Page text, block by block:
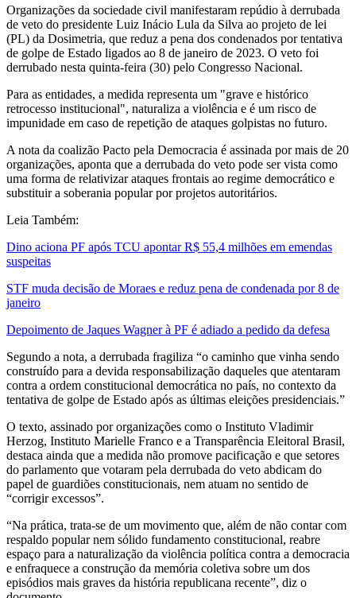
Organizações da sociedade civil manifestaram repúdio à derrubada
de veto do presidente Luiz Inácio Lula da Silva ao projeto de lei
(PL) da Dosimetria, que reduz a pena dos condenados por tentativa
de golpe de Estado ligados ao 8 de janeiro de 2023. O veto foi
derrubado nesta quinta-feira (30) pelo Congresso Nacional.
Para as entidades, a medida representa um "grave e histórico
retrocesso institucional", naturaliza a violência e é um risco de
impunidade em caso de repetição de ataques golpistas no futuro.
A nota da coalizão Pacto pela Democracia é assinada por mais de 20
organizações, aponta que a derrubada do veto pode ser vista como
uma forma de relativizar ataques frontais ao regime democrático e
substituir a soberania popular por projetos autoritários.
Leia Também:
Dino aciona PF após TCU apontar R$ 55,4 milhões em emendas
suspeitas
STF muda decisão de Moraes e reduz pena de condenada por 8 de
janeiro
Depoimento de Jaques Wagner à PF é adiado a pedido da defesa
Segundo a nota, a derrubada fragiliza “o caminho que vinha sendo
construído para a devida responsabilização daqueles que atentaram
contra a ordem constitucional democrática no país, no contexto da
tentativa de golpe de Estado após as últimas eleições presidenciais.”
O texto, assinado por organizações como o Instituto Vladimir
Herzog, Instituto Marielle Franco e a Transparência Eleitoral Brasil,
destaca ainda que a medida não promove pacificação e que setores
do parlamento que votaram pela derrubada do veto abdicam do
papel de guardiões constitucionais, nem atuam no sentido de
“corrigir excessos”.
“Na prática, trata-se de um movimento que, além de não contar com
respaldo popular nem sólido fundamento constitucional, reabre
espaço para a naturalização da violência política contra a democracia
e enfraquece a construção da memória coletiva sobre um dos
episódios mais graves da história republicana recente”, diz o